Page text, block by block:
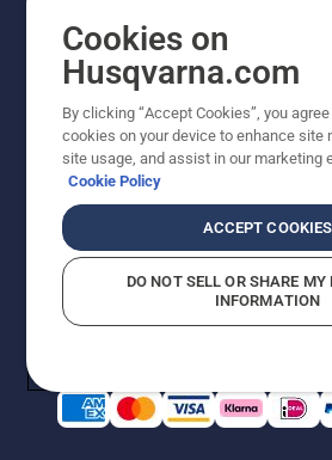
© Husqvarna AB (publ). Alle
getoonde prijzen zijn
vermelde prijzen zijn
tenzij het product beschikbaar is
CookiebeleidGebruiksvoorwaarden
BedrijfsgegevensReport
Cookies on
Husqvarna.com
By clicking “Accept Cookies”, you
cookies on your device to enhance site
site usage, and assist in our marketing
Cookie Policy
ACCEPT COOKIES
DO NOT SELL OR SHARE MY
INFORMATION